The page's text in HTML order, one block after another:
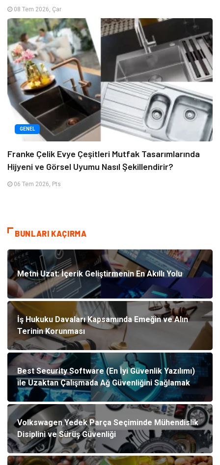
08 Tem 2026, Çar
GENEL
Franke Çelik Evye Çeşitleri Mutfak Tasarımlarında
Hijyeni ve Görsel Uyumu Nasıl Şekillendirir?
06 Tem 2026, Pts
BUNLARI KAÇIRMA
Metni Uzat: İçerik Geliştirmenin En Akıllı Yolu
İş Hukuku Davaları Kapsamında Emeğin ve Alın
Terinin Korunması
Best Security Software (En İyi Güvenlik Yazılımı)
ile Uzaktan Çalışmada Ağ Güvenliğini Sağlamak
Volkswagen Yedek Parça Seçiminde Mühendislik
Disiplini ve Sürüş Güvenliği